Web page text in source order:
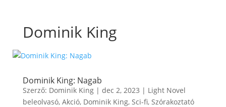
Dominik King
Dominik King: Nagab
Szerző: Dominik King| dec 2, 2023 | Light Novel
beleolvasó, Akció, Dominik King, Sci-fi, Szórakoztató